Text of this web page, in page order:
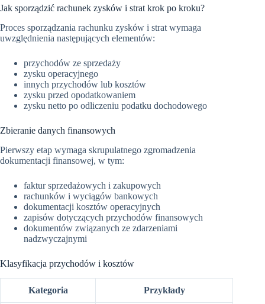
Jak sporządzić rachunek zysków i strat krok po kroku?
Proces sporządzania rachunku zysków i strat wymaga
uwzględnienia następujących elementów:
przychodów ze sprzedaży
zysku operacyjnego
innych przychodów lub kosztów
zysku przed opodatkowaniem
zysku netto po odliczeniu podatku dochodowego
Zbieranie danych finansowych
Pierwszy etap wymaga skrupulatnego zgromadzenia
dokumentacji finansowej, w tym:
faktur sprzedażowych i zakupowych
rachunków i wyciągów bankowych
dokumentacji kosztów operacyjnych
zapisów dotyczących przychodów finansowych
dokumentów związanych ze zdarzeniami
nadzwyczajnymi
Klasyfikacja przychodów i kosztów
Kategoria Przykłady